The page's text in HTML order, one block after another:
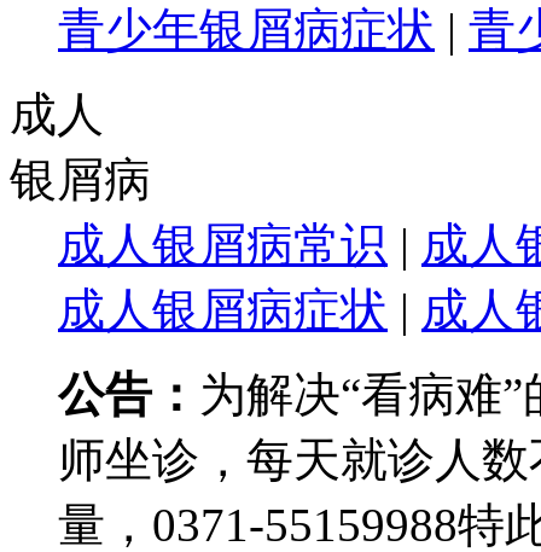
青少年银屑病症状 | 青
成人
银屑病
成人银屑病常识 | 成人
成人银屑病症状 | 成人
公告： 为解决“看病难
师坐诊，每天就诊人
量，0371-55159988特